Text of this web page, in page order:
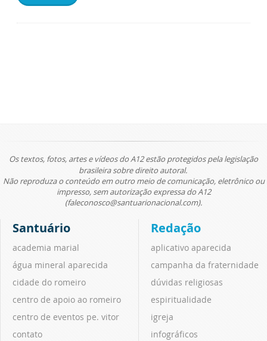
Os textos, fotos, artes e vídeos do A12 estão protegidos pela legislação
brasileira sobre direito autoral.
Não reproduza o conteúdo em outro meio de comunicação, eletrônico ou
impresso, sem autorização expressa do A12
(faleconosco@santuarionacional.com).
Santuário
academia marial
água mineral aparecida
cidade do romeiro
centro de apoio ao romeiro
centro de eventos pe. vitor
contato
Redação
aplicativo aparecida
campanha da fraternidade
dúvidas religiosas
espiritualidade
igreja
infográficos